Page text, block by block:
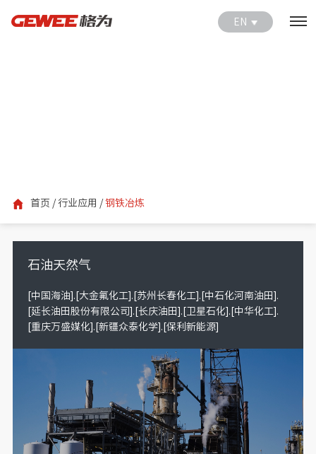
EN
首页 / 行业应用 / 钢铁冶炼
石油天然气
[中国海油].[大金氟化工].[苏州长春化工].[中石化河南油田].
[延长油田股份有限公司].[长庆油田].[卫星石化].[中华化工].
[重庆万盛媒化].[新疆众泰化学].[保利新能源]